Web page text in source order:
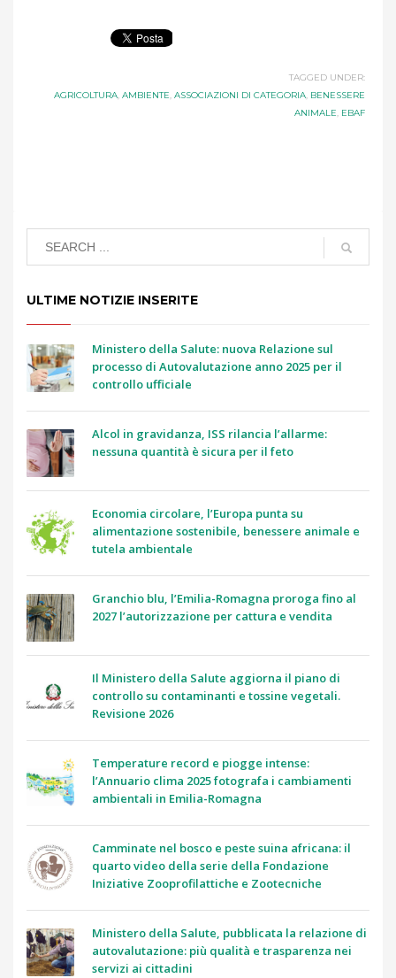
TAGGED UNDER:
AGRICOLTURA, AMBIENTE, ASSOCIAZIONI DI CATEGORIA, BENESSERE
ANIMALE, EBAF
ULTIME NOTIZIE INSERITE
Ministero della Salute: nuova Relazione sul
processo di Autovalutazione anno 2025 per il
controllo ufficiale
Alcol in gravidanza, ISS rilancia l’allarme:
nessuna quantità è sicura per il feto
Economia circolare, l’Europa punta su
alimentazione sostenibile, benessere animale e
tutela ambientale
Granchio blu, l’Emilia-Romagna proroga fino al
2027 l’autorizzazione per cattura e vendita
Il Ministero della Salute aggiorna il piano di
controllo su contaminanti e tossine vegetali.
Revisione 2026
Temperature record e piogge intense:
l’Annuario clima 2025 fotografa i cambiamenti
ambientali in Emilia-Romagna
Camminate nel bosco e peste suina africana: il
quarto video della serie della Fondazione
Iniziative Zooprofilattiche e Zootecniche
Ministero della Salute, pubblicata la relazione di
autovalutazione: più qualità e trasparenza nei
servizi ai cittadini